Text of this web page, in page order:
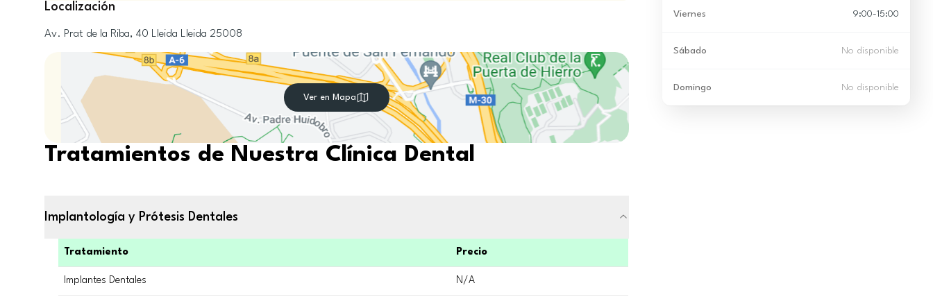
Localización
Av. Prat de la Riba, 40 Lleida Lleida 25008
Ver en Mapa
Tratamientos de Nuestra Clínica Dental
Implantología y Prótesis Dentales
Tratamiento Precio
Implantes Dentales N/A
Viernes 9:00-15:00
Sábado No disponible
Domingo No disponible